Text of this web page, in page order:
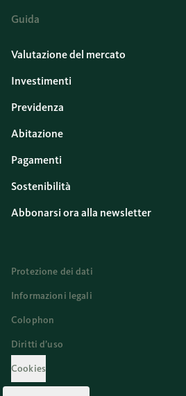
Guida
Valutazione del mercato
Investimenti
Previdenza
Abitazione
Pagamenti
Sostenibilità
Abbonarsi ora alla newsletter
Protezione dei dati
Informazioni legali
Colophon
Diritti d’uso
Cookies